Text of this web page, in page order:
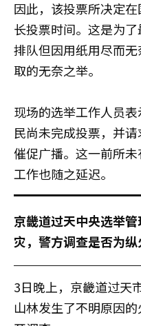
因此，该投票所决定
长投票时间。这是为
排队但因用纸用尽而
取的无奈之举。
现场的选举工作人员
民尚未完成投票，并
催促广播。这一前所
工作也随之延迟。
京畿道过天中央选举
灾，警方调查是否为纵
3日晚上，京畿道过天
山林发生了不明原因